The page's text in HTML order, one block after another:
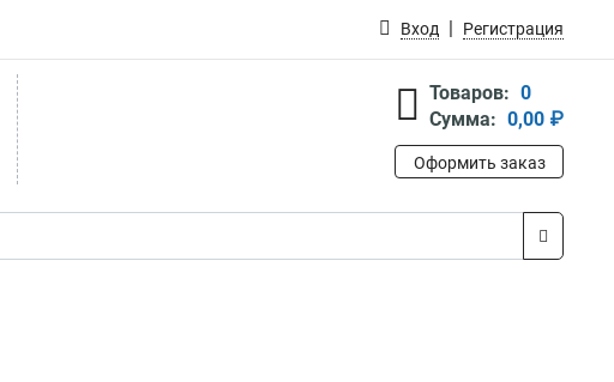
Вход Регистрация
Товаров: 0
Сумма: 0,00 ₽
Оформить заказ